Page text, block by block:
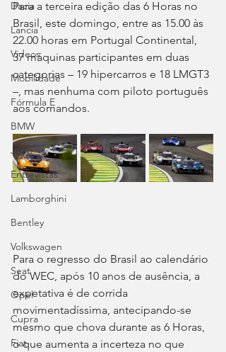
Dacia
Lancia
Videos
Mobilidade
Fórmula E
BMW
Jeep
Entrevistas
Lamborghini
Bentley
Volkswagen
Seat
Opel
Cupra
Fiat
Para a terceira edição das 6 Horas no
Brasil, este domingo, entre as 15.00 às
22.00 horas em Portugal Continental,
37 máquinas participantes em duas
categorias – 19 hipercarros e 18 LMGT3
–, mas nenhuma com piloto português
aos comandos.
Para o regresso do Brasil ao calendário
do WEC, após 10 anos de ausência, a
expetativa é de corrida
movimentadíssima, antecipando-se
mesmo que chova durante as 6 Horas,
o que aumenta a incerteza no que